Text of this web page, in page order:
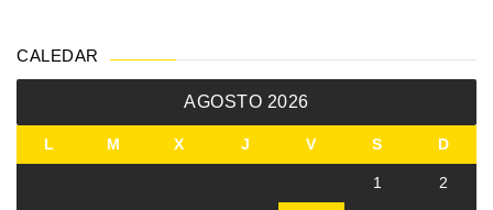
CALEDAR
AGOSTO 2026
L M X J V S D
1 2